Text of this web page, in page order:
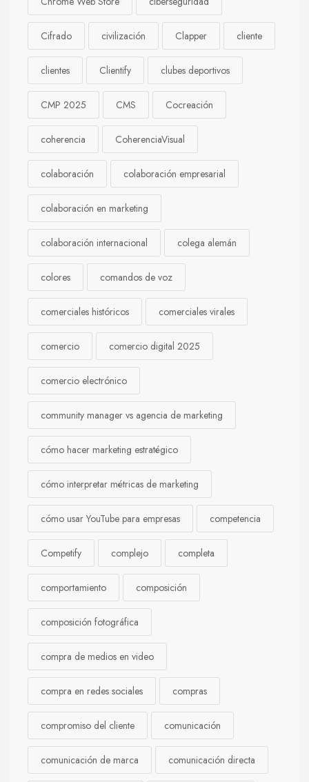
Cifrado civilización Clapper cliente
clientes Clientify clubes deportivos
CMP 2025 CMS Cocreación
coherencia CoherenciaVisual
colaboración colaboración empresarial
colaboración en marketing
colaboración internacional colega alemán
colores comandos de voz
comerciales históricos comerciales virales
comercio comercio digital 2025
comercio electrónico
community manager vs agencia de marketing
cómo hacer marketing estratégico
cómo interpretar métricas de marketing
cómo usar YouTube para empresas competencia
Competify complejo completa
comportamiento composición
composición fotográfica
compra de medios en video
compra en redes sociales compras
compromiso del cliente comunicación
comunicación de marca comunicación directa